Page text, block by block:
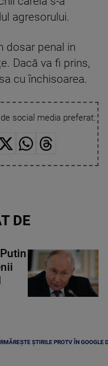
agresorului.
dosar penal in
Dacă va fi prins,
cu închisoarea.
social media preferat:
DE
ȘTIRILE PROTV ÎN GOOGLE